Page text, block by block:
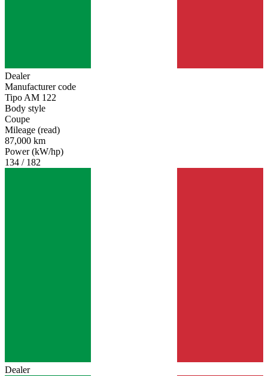
Dealer
Manufacturer code
Tipo AM 122
Body style
Coupe
Mileage (read)
87,000 km
Power (kW/hp)
134 / 182
Dealer